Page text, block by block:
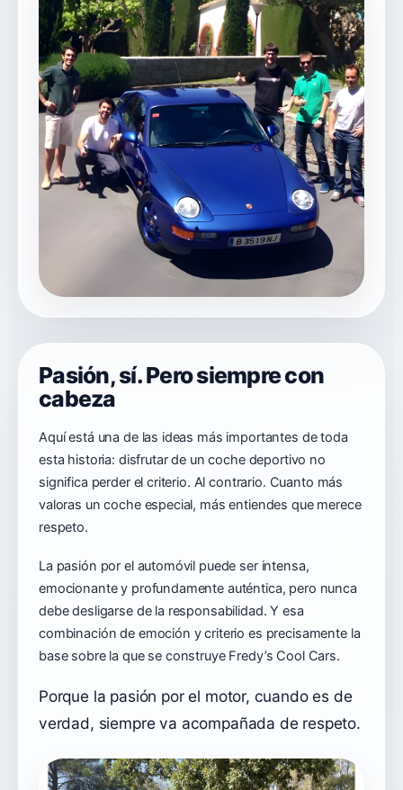
Pasión, sí. Pero siempre con
cabeza
Aquí está una de las ideas más importantes de toda
esta historia: disfrutar de un coche deportivo no
significa perder el criterio. Al contrario. Cuanto más
valoras un coche especial, más entiendes que merece
respeto.
La pasión por el automóvil puede ser intensa,
emocionante y profundamente auténtica, pero nunca
debe desligarse de la responsabilidad. Y esa
combinación de emoción y criterio es precisamente la
base sobre la que se construye Fredy’s Cool Cars.
Porque la pasión por el motor, cuando es de
verdad, siempre va acompañada de respeto.